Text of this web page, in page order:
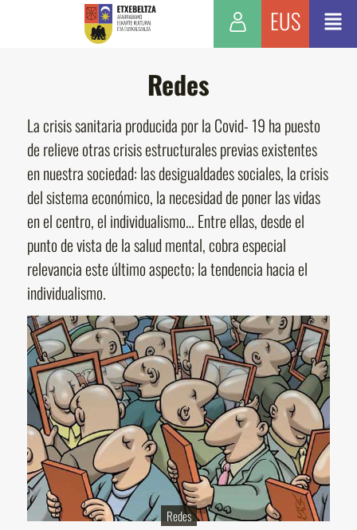
EUS
Redes
La crisis sanitaria producida por la Covid- 19 ha puesto
de relieve otras crisis estructurales previas existentes
en nuestra sociedad: las desigualdades sociales, la crisis
del sistema económico, la necesidad de poner las vidas
en el centro, el individualismo… Entre ellas, desde el
punto de vista de la salud mental, cobra especial
relevancia este último aspecto; la tendencia hacia el
individualismo.
Redes